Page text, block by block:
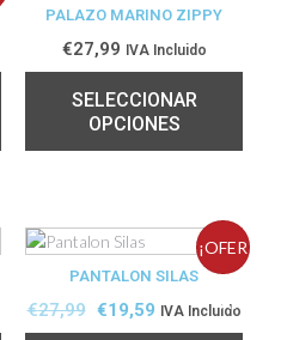
PALAZO MARINO ZIPPY
€27,99 IVA Incluido
SELECCIONAR
OPCIONES
¡OFER
TA!
PANTALON SILAS
€27,99 €19,59 IVA Incluido